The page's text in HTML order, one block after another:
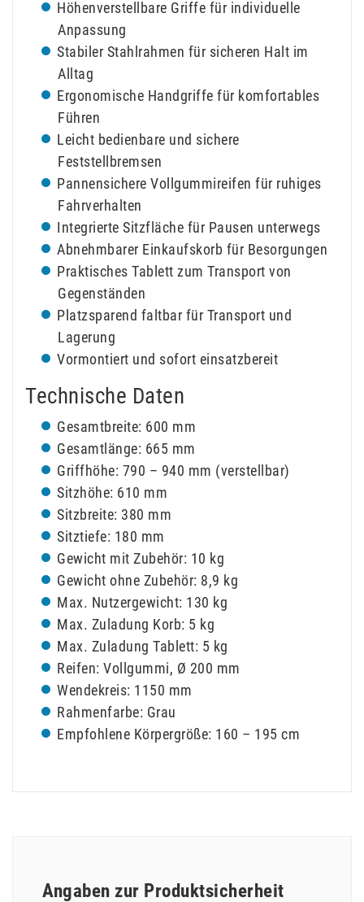
Höhenverstellbare Griffe für individuelle
Anpassung
Stabiler Stahlrahmen für sicheren Halt im
Alltag
Ergonomische Handgriffe für komfortables
Führen
Leicht bedienbare und sichere
Feststellbremsen
Pannensichere Vollgummireifen für ruhiges
Fahrverhalten
Integrierte Sitzfläche für Pausen unterwegs
Abnehmbarer Einkaufskorb für Besorgungen
Praktisches Tablett zum Transport von
Gegenständen
Platzsparend faltbar für Transport und
Lagerung
Vormontiert und sofort einsatzbereit
Technische Daten
Gesamtbreite: 600 mm
Gesamtlänge: 665 mm
Griffhöhe: 790 – 940 mm (verstellbar)
Sitzhöhe: 610 mm
Sitzbreite: 380 mm
Sitztiefe: 180 mm
Gewicht mit Zubehör: 10 kg
Gewicht ohne Zubehör: 8,9 kg
Max. Nutzergewicht: 130 kg
Max. Zuladung Korb: 5 kg
Max. Zuladung Tablett: 5 kg
Reifen: Vollgummi, Ø 200 mm
Wendekreis: 1150 mm
Rahmenfarbe: Grau
Empfohlene Körpergröße: 160 – 195 cm
Angaben zur Produktsicherheit